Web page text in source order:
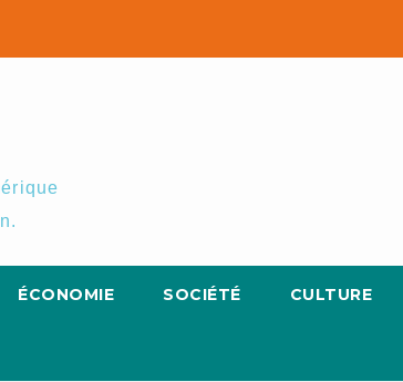
ÉCONOMIE SOCIÉTÉ CULTURE